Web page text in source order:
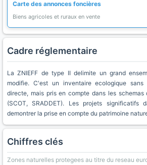
Carte des annonces foncières
Biens agricoles et ruraux en vente
Cadre réglementaire
La ZNIEFF de type II delimite un grand
modifie. C'est un inventaire ecologique sans
directe, mais pris en compte dans les
(SCOT, SRADDET). Les projets significatifs
demontrer la prise en compte du patrimoine
Chiffres clés
Zones naturelles protegees au titre du reseau